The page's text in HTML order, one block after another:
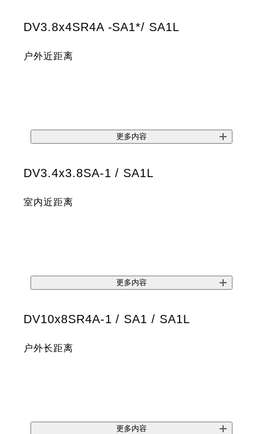
DV3.8x4SR4A -SA1*/ SA1L
户外近距离
更多内容
DV3.4x3.8SA-1 / SA1L
室内近距离
更多内容
DV10x8SR4A-1 / SA1 / SA1L
户外长距离
更多内容